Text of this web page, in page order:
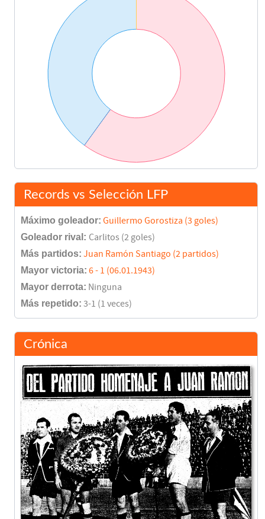
Records vs Selección LFP
Máximo goleador: Guillermo Gorostiza (3 goles)
Goleador rival: Carlitos (2 goles)
Más partidos: Juan Ramón Santiago (2 partidos)
Mayor victoria: 6 - 1 (06.01.1943)
Mayor derrota: Ninguna
Más repetido: 3-1 (1 veces)
Crónica